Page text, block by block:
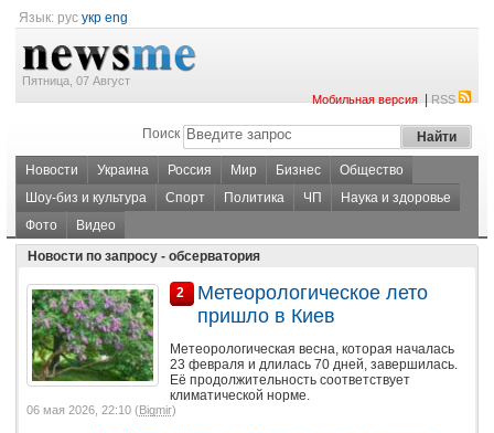
Язык: рус укр eng
Пятница, 07 Август
Мобильная версия|RSS
Поиск
Новости Украина Россия Мир Бизнес
Общество
Шоу-биз и культура
Спорт Политика ЧП
Наука и здоровье
Фото
Видео
Новости по запросу - обсерватория
2
Метеорологическое лето
пришло в Киев
Метеорологическая весна, которая началась
23 февраля и длилась 70 дней, завершилась.
Её продолжительность соответствует
климатической норме.
06 мая 2026, 22:10 (Bigmir)